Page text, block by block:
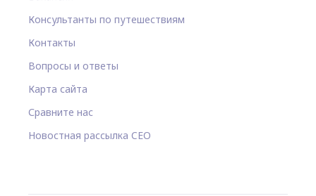
Консультанты по путешествиям
Контакты
Вопросы и ответы
Карта сайта
Сравните нас
Новостная рассылка CEO